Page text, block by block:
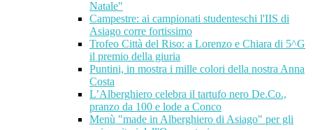
Natale"
Campestre: ai campionati studenteschi l'IIS di
Asiago corre fortissimo
Trofeo Città del Riso: a Lorenzo e Chiara di 5^G
il premio della giuria
Puntini, in mostra i mille colori della nostra Anna
Costa
L’Alberghiero celebra il tartufo nero De.Co.,
pranzo da 100 e lode a Conco
Menù "made in Alberghiero di Asiago" per gli